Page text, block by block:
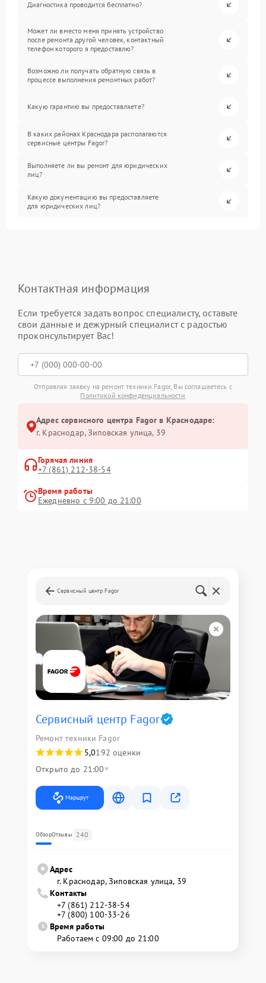
Диагностика проводится бесплатно?
Может ли вместо меня принять устройство
после ремонта другой человек, контактный
телефон которого я предоставлю?
Возможно ли получать обратную связь в
процессе выполнения ремонтных работ?
Какую гарантию вы предоставляете?
В каких районах Краснодара располагаются
сервисные центры Fagor?
Выполняете ли вы ремонт для юридических
лиц?
Какую документацию вы предоставляете
для юридических лиц?
Контактная информация
Если требуется задать вопрос специалисту, оставьте
свои данные и дежурный специалист с радостью
проконсультирует Вас!
Отправляя заявку на ремонт техники Fagor, Вы соглашаетесь с
Политикой конфиденциальности
Адрес сервисного центра Fagor в Краснодаре:
г. Краснодар, Зиповская улица, 39
Горячая линия
+7 (861) 212-38-54
Время работы
Ежедневно с 9:00 до 21:00
Сервисный центр Fagor
Сервисный центр Fagor
Ремонт техники Fagor
5,0192 оценки
Открыто до 21:00
Маршрут
ОбзорОтзывы 240
Адрес
г. Краснодар, Зиповская улица, 39
Контакты
+7 (861) 212-38-54
+7 (800) 100-33-26
Время работы
Работаем с 09:00 до 21:00